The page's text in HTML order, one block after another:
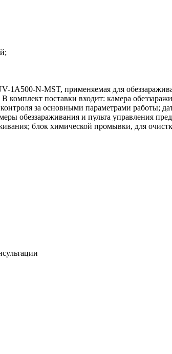
N-MST, применяемая для
комплект поставки входит: камера
за основными параметрами работы;
обеззараживания и пульта управления
блок химической промывки, для